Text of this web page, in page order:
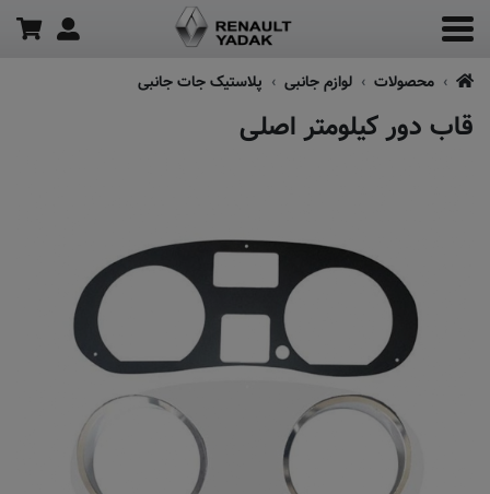
محصولات لوازم جانبی پلاستیک جات جانبی
قاب دور کیلومتر اصلی